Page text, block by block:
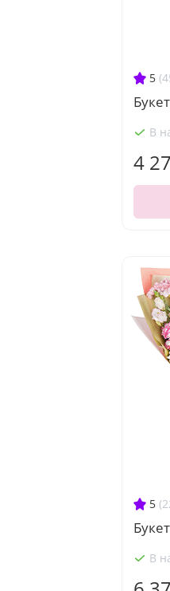
5
В
4
5
В